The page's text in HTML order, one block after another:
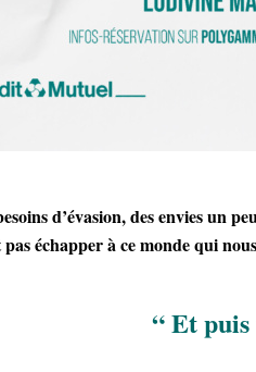
d’évasion, des envies un
échapper à ce monde qui
“ Et